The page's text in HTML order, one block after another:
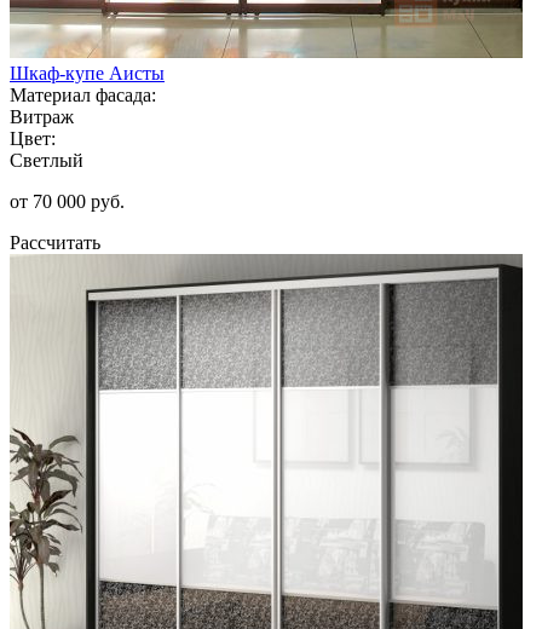
Шкаф-купе Аисты
Материал фасада:
Витраж
Цвет:
Светлый
от 70 000 руб.
Рассчитать